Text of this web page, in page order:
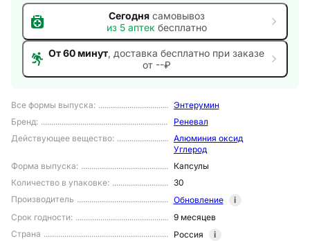
Все формы выпуска:
Энтерумин
Бренд:
Реневал
Действующее вещество:
Алюминия оксид
Углерод
Форма выпуска:
Капсулы
Количество в упаковке:
30
Производитель
Обновление
i
Срок годности:
9 месяцев
Страна
Россия i
Сегоднясамовывоз
из 5 аптек бесплатно
От 60 минут, доставка бесплатно при заказе
от --₽